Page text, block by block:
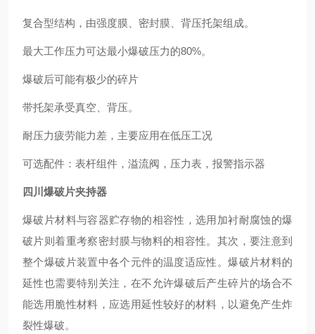
复合型结构，由强度膜、密封膜、背压托架组成。
最大工作压力可达最小爆破压力的80%。
爆破后可能有极少的碎片
带托架承受真空、背压。
耐压力疲劳能力差，主要应用在低压工况
可选配件：表杆组件，溢流阀，压力表，报警指示器
四川爆破片夹持器
爆破片材料与容器贮存物的相容性，选用加衬耐腐蚀的爆
破片则着重考察密封膜与物料的相容性。其次，要注意到
整个爆破片装置中各个元件的温度适应性。爆破片材料的
延性也需要特别关注，在不允许爆破后产生碎片的场合不
能选用脆性材料，应选用延性较好的材料，以避免产生炸
裂性爆破。